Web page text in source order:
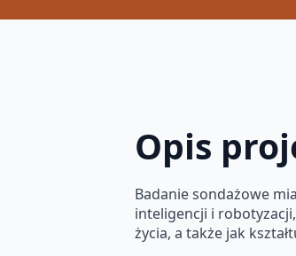
Opis
Badanie sondażowe
inteligencji i
życia, a także jak